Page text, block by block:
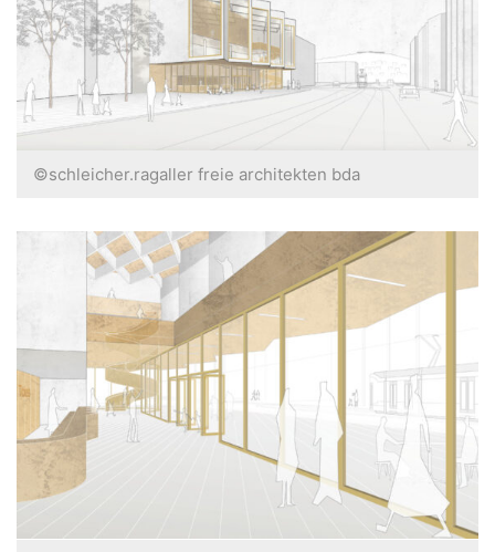
©schleicher.ragaller freie architekten bda